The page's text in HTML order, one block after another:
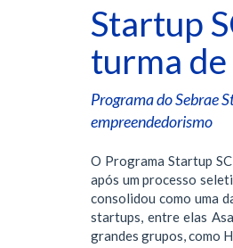
Startup
turma
Programa do Sebrae
empreendedorismo
O Programa Startup
após um processo
consolidou como uma
startups, entre elas
grandes grupos, como